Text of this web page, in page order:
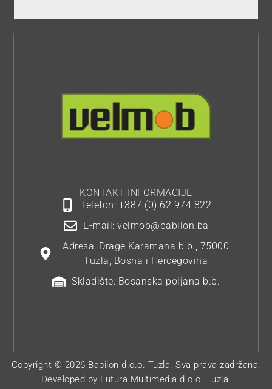
KONTAKT INFORMACIJE
Telefon: +387 (0) 62 974 822
E-mail: velmob@babilon.ba
Adresa: Drage Karamana b.b., 75000
Tuzla, Bosna i Hercegovina
Skladište: Bosanska poljana b.b.
Copyright © 2026 Babilon d.o.o. Tuzla. Sva prava zadržana.
Developed by Futura Multimedia d.o.o. Tuzla.